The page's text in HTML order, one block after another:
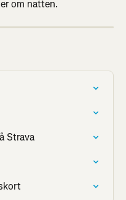
om natten.
Strava